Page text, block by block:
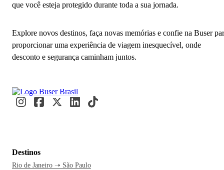
que você esteja protegido durante toda a sua jornada.
Explore novos destinos, faça novas memórias e confie na Buser
proporcionar uma experiência de viagem inesquecível, onde
desconto e segurança caminham juntos.
Destinos
Rio de Janeiro ➝ São Paulo